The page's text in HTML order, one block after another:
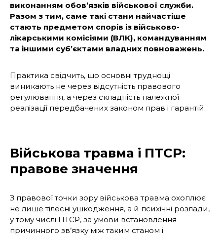
виконанням обов’язків військової служби.
Разом з тим, саме такі стани найчастіше
стають предметом спорів із військово-
лікарськими комісіями (ВЛК), командуванням
та іншими суб’єктами владних повноважень.
Практика свідчить, що основні труднощі
виникають не через відсутність правового
регулювання, а через складність належної
реалізації передбачених законом прав і гарантій.
Військова травма і ПТСР:
правове значення
З правової точки зору військова травма охоплює
не лише тілесні ушкодження, а й психічні розлади,
у тому числі ПТСР, за умови встановлення
причинного зв’язку між таким станом і